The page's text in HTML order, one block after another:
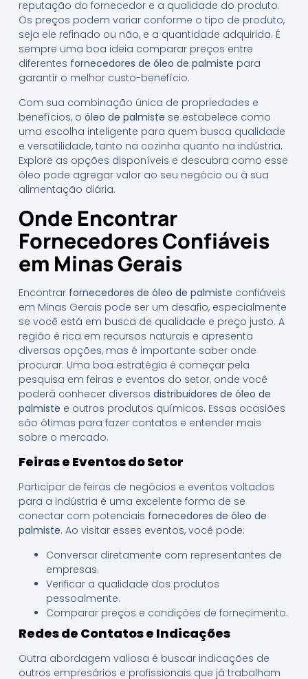
reputação do fornecedor e a qualidade do produto.
Os preços podem variar conforme o tipo de produto,
seja ele refinado ou não, e a quantidade adquirida. É
sempre uma boa ideia comparar preços entre
diferentes fornecedores de óleo de palmiste para
garantir o melhor custo-benefício.
Com sua combinação única de propriedades e
benefícios, o óleo de palmiste se estabelece como
uma escolha inteligente para quem busca qualidade
e versatilidade, tanto na cozinha quanto na indústria.
Explore as opções disponíveis e descubra como esse
óleo pode agregar valor ao seu negócio ou à sua
alimentação diária.
Onde Encontrar
Fornecedores Confiáveis
em Minas Gerais
Encontrar fornecedores de óleo de palmiste confiáveis
em Minas Gerais pode ser um desafio, especialmente
se você está em busca de qualidade e preço justo. A
região é rica em recursos naturais e apresenta
diversas opções, mas é importante saber onde
procurar. Uma boa estratégia é começar pela
pesquisa em feiras e eventos do setor, onde você
poderá conhecer diversos distribuidores de óleo de
palmiste e outros produtos químicos. Essas ocasiões
são ótimas para fazer contatos e entender mais
sobre o mercado.
Feiras e Eventos do Setor
Participar de feiras de negócios e eventos voltados
para a indústria é uma excelente forma de se
conectar com potenciais fornecedores de óleo de
palmiste. Ao visitar esses eventos, você pode:
Conversar diretamente com representantes de
empresas.
Verificar a qualidade dos produtos
pessoalmente.
Comparar preços e condições de fornecimento.
Redes de Contatos e Indicações
Outra abordagem valiosa é buscar indicações de
outros empresários e profissionais que já trabalham